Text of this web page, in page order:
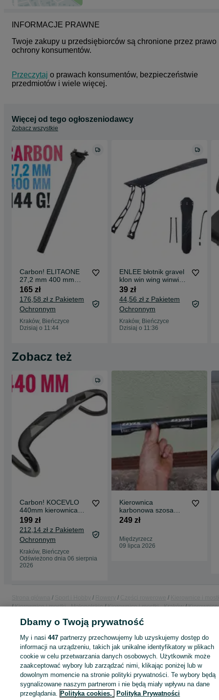
INFORMACJE PRAWNE
Twoje zakupy u przedsiębiorców są chronione przez prawo
ochrony konsumentów.
Przeczytaj o prawach konsumentów, bezpieczeństwie
przedmiotów i wiele więcej.
Więcej od tego ogłoszeniodawcy
Zobacz wszystkie
Carbon! ELITAONE
27,2 mm 400 mm
sztyca podsiodłowa
carbonowa elita one
165 zł
176,58 zł z Pakietem
Ochronnym
Kraków, Bieńczyce
Dzisiaj o 11:44
ENLEE błotnik gravel
klon win wing winwing
szosowyy
39 zł
44,56 zł z Pakietem
Ochronnym
Kraków, Bieńczyce
Dzisiaj o 11:36
Zobacz też
Carbon! KOCEVLO
440mm kierownica
carbonowa szosowa
gravel 44 cm
199 zł
212,14 zł z Pakietem
Ochronnym
Kraków, Bieńczyce
Odświeżono dnia 06 sierpnia
2026
Kierownica
karbonowa szosa
ZZYZX
249 zł
Międzyrzecz
09 lipca 2026
Kierownice i mostki - Małopolskie
Kierownice i mostki - Kraków
Kierownice
KATEGORIA
ID:1027071468 Wyświetlenia:
Kup
Dbamy o Twoją prywatność
My i nasi447 partnerzy przechowujemy lub uzyskujemy dostęp do
informacji na urządzeniu, takich jak unikalne identyfikatory w plikach
cookie w celu przetwarzania danych osobowych. Użytkownik może
zaakceptować wybory lub zarządzać nimi, klikając poniżej lub w
dowolnym momencie na stronie polityki prywatności. Te wybory będą
sygnalizowane naszym partnerom i nie będą miały wpływu na dane
przeglądania. Polityka cookies, Polityka Prywatności